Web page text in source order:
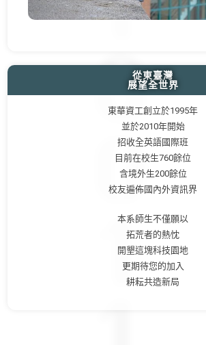
從東臺灣
展望全世界
東華資工創立於1995年
並於2010年開始
招收全英語國際班
目前在校生760餘位
含境外生200餘位
校友遍佈國內外資訊界
本系師生不僅願以
拓荒者的熱忱
開墾這塊科技園地
更期待您的加入
耕耘共造新局